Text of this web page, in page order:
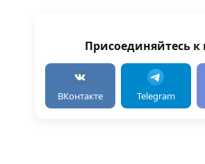
Присоединяйтесь к
ВКонтакте Telegram